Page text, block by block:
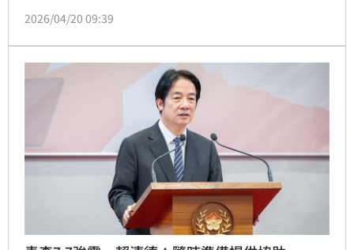
太平洋沿岸發布海嘯警報，目前也傳出部分區域發生停
表達慰問，目前也尚未接獲國人受災。
2026/04/20 09:39